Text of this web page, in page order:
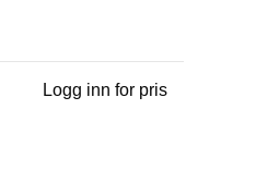
Logg inn for pris